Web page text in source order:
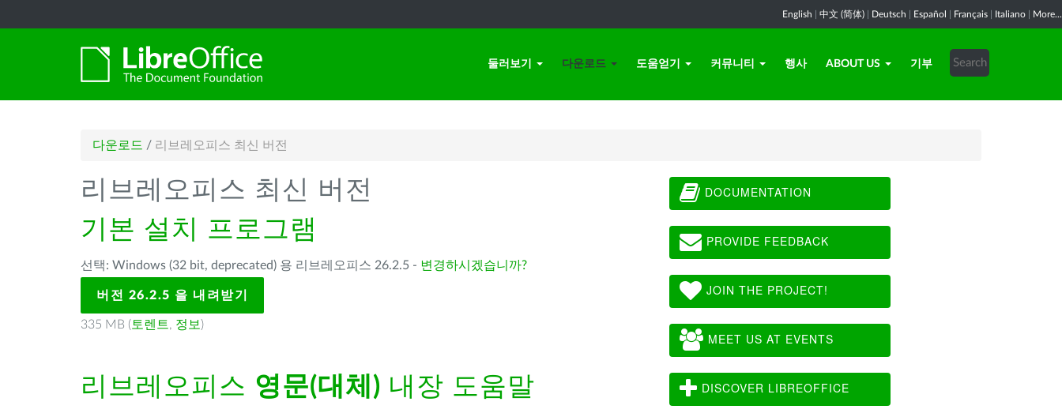
English 中文 (简体) Deutsch Español Français Italiano More...
둘러보기 다운로드 도움얻기 커뮤니티 행사 ABOUT US 기부
다운로드 / 리브레오피스 최신 버전
리브레오피스 최신 버전
기본 설치 프로그램
선택: Windows (32 bit, deprecated) 용 리브레오피스 26.2.5 - 변경하시겠습니까?
버전 26.2.5 을 내려받기
335 MB ( 토렌트, 정보 )
리브레오피스 영문(대체) 내장 도움말
DOCUMENTATION
PROVIDE FEEDBACK
JOIN THE PROJECT!
MEET US AT EVENTS
DISCOVER LIBREOFFICE